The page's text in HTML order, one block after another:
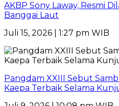
AKBP Sony Laway, Resmi
Banggai Laut
Juli 15, 2026 | 1:27 pm WIB
Pangdam XXIII Sebut
Kaepa Terbaik Selama